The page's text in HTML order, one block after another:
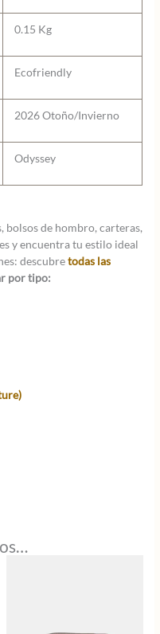
0.15 Kg
Ecofriendly
2026 Otoño/Invierno
Odyssey
bolsos de hombro, carteras,
y encuentra tu estilo ideal
descubretodas las
por tipo: